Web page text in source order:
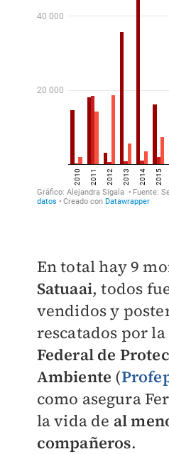
En total hay 9
Satuaai, todos
vendidos y
rescatados por la
Federal de
Ambiente (
como asegura
la vida de al
compañeros.